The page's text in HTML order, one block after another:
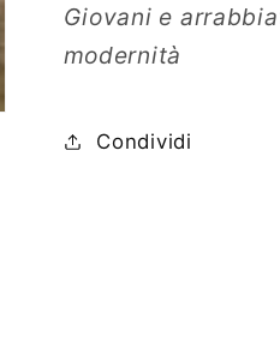
Giovani e
modernità
Condividi